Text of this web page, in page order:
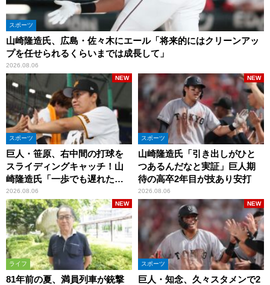
スポーツ
山崎隆造氏、広島・佐々木にエール「将来的にはクリーンアッ
プを任せられるくらいまでは成長して」
2026.08.06
スポーツ
巨人・笹原、右中間の打球を
スライディングキャッチ！山
崎隆造氏「一歩でも遅れた
ら…」
2026.08.06
NEW
スポーツ
山崎隆造氏「引き出しがひと
つあるんだなと実証」巨人期
待の高卒2年目が技あり安打
2026.08.06
NEW
ライフ
81年前の夏、満員列車が銃撃
NEW
スポーツ
巨人・知念、久々スタメンで2
NEW